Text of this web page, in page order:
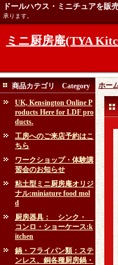
ドールハウス・ミニチュアを販
承ります。
ミニ厨房庵(TYA
商品カテゴリ Category
UK, Kensington Online P
roducts Here for LDF pro
ducts.
工房へのご来店予約はこ
ちら
ワークショップ・体験講
習会のお知らせ
粘土型ミニ厨房庵オリジ
ナル:miniature food mol
d
厨房器具： シンク・
コンロ・ショーケース:k
itchen
鍋・フライパン類：ステ
ンレス、銅各種厨房鍋・
ホー